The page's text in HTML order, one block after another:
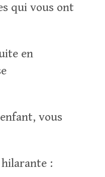
qui vous ont
en
vous
: